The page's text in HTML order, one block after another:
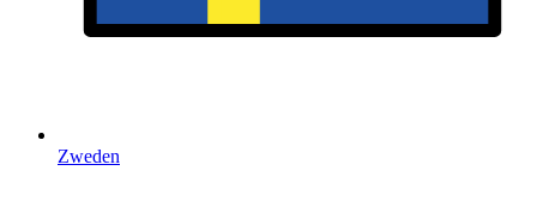
Zweden